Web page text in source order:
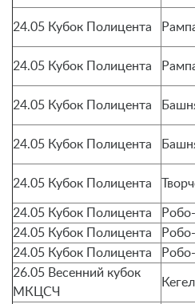
24.05 Кубок Полицента
24.05 Кубок Полицента
24.05 Кубок Полицента
24.05 Кубок Полицента
24.05 Кубок Полицента
24.05 Кубок Полицента
24.05 Кубок Полицента
24.05 Кубок Полицента
26.05 Весенний кубок
МКЦСЧ